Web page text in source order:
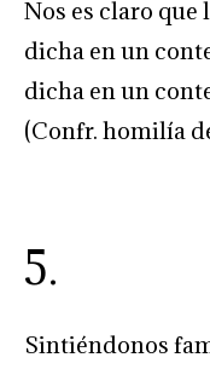
Nos es claro que
dicha en un
dicha en un
(Confr. homilía
5.
Sintiéndonos